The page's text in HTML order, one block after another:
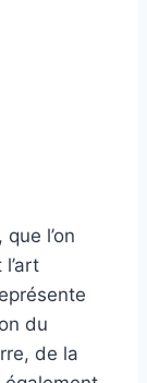
l’on
du
de la